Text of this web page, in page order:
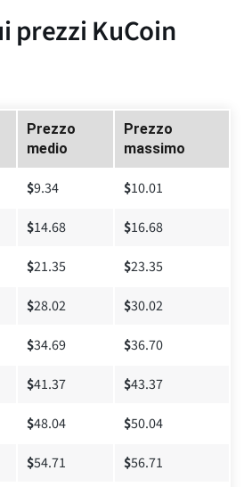
prezzi KuCoin
Prezzo
medio
Prezzo
massimo
$9.34 $10.01
$14.68 $16.68
$21.35 $23.35
$28.02 $30.02
$34.69 $36.70
$41.37 $43.37
$48.04 $50.04
$54.71 $56.71